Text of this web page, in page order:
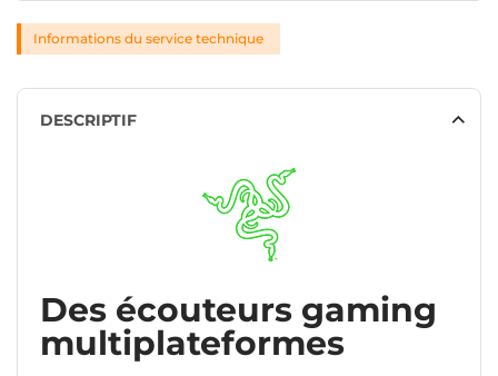
Informations du service technique
DESCRIPTIF
Des écouteurs gaming
multiplateformes